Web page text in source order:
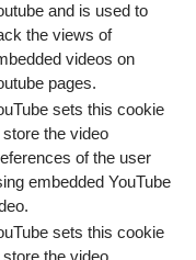
and is used to
the views of
videos on
pages.
sets this cookie
store the video
of the user
embedded YouTube
sets this cookie